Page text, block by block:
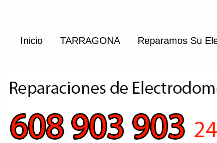
Inicio TARRAGONA Reparamos Su